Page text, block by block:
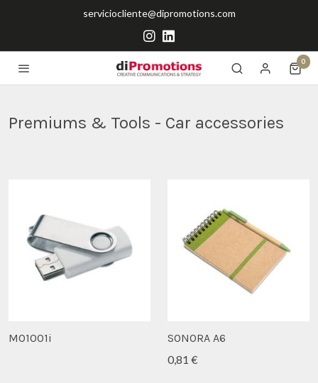
serviciocliente@dipromotions.com
0
Premiums & Tools - Car accessories
MO1001i
SONORA A6
0,81 €